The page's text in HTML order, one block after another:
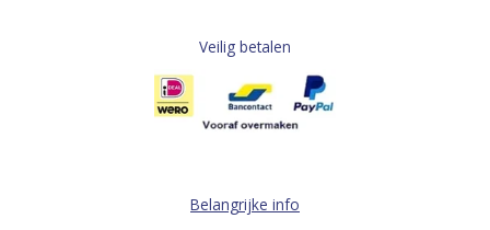
Veilig betalen
Belangrijke info